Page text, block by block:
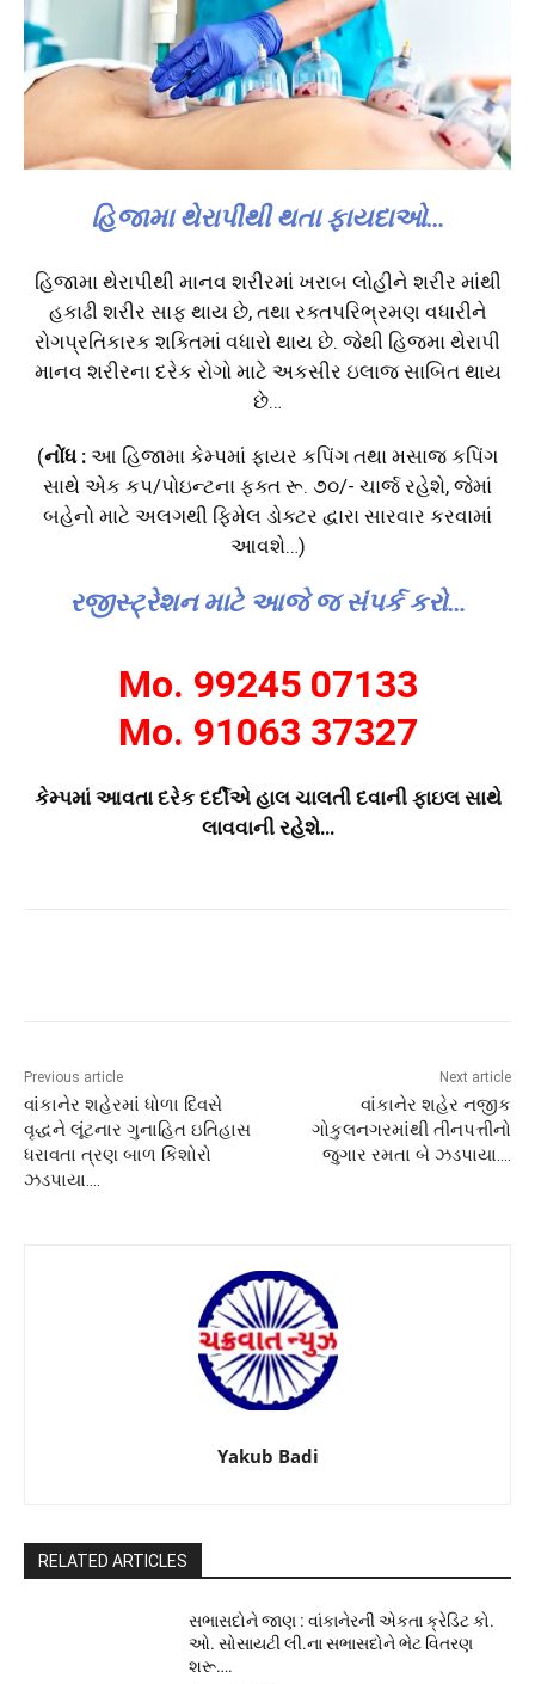
હિજામા થેરાપીથી થતા ફાયદાઓ…
હિજામા‌ થેરાપીથી માનવ શરીરમાં ખરાબ લોહીને શરીર માંથી
હકાઢી શરીર સાફ થાય છે, તથા રક્તપરિભ્રમણ વધારીને
રોગપ્રતિકારક શક્તિમાં વધારો થાય છે. જેથી હિજમા થેરાપી
માનવ શરીરના દરેક રોગો માટે અકસીર ઇલાજ સાબિત થાય
છે…
(નોંધ : આ હિજામા કેમ્પમાં ફાયર કપિંગ તથા મસાજ કપિંગ
સાથે એક કપ/પોઇન્ટના ફક્ત રૂ. ૭૦/- ચાર્જ રહેશે, જેમાં
બહેનો માટે અલગથી ફિમેલ ડોક્ટર દ્વારા સારવાર કરવામાં
આવશે…)
રજીસ્ટ્રેશન માટે આજે જ સંપર્ક કરો…
Mo. 99245 07133
Mo. 91063 37327
કેમ્પમાં આવતા દરેક દર્દીએ હાલ ચાલતી દવાની ફાઇલ સાથે
લાવવાની રહેશે…
Previous article
વાંકાનેર શહેરમાં ધોળા દિવસે
વૃદ્ધને લૂંટનાર ગુનાહિત ઇતિહાસ
ધરાવતા ત્રણ બાળ કિશોરો
ઝડપાયા….
Next article
વાંકાનેર શહેર નજીક
ગોકુલનગરમાંથી તીનપત્તીનો
જુગાર રમતા બે ઝડપાયા….
Yakub Badi
RELATED ARTICLES
સભાસદોને જાણ : વાંકાનેરની એકતા ક્રેડિટ કો.
ઓ. સોસાયટી લી.ના સભાસદોને ભેટ વિતરણ
શરૂ….